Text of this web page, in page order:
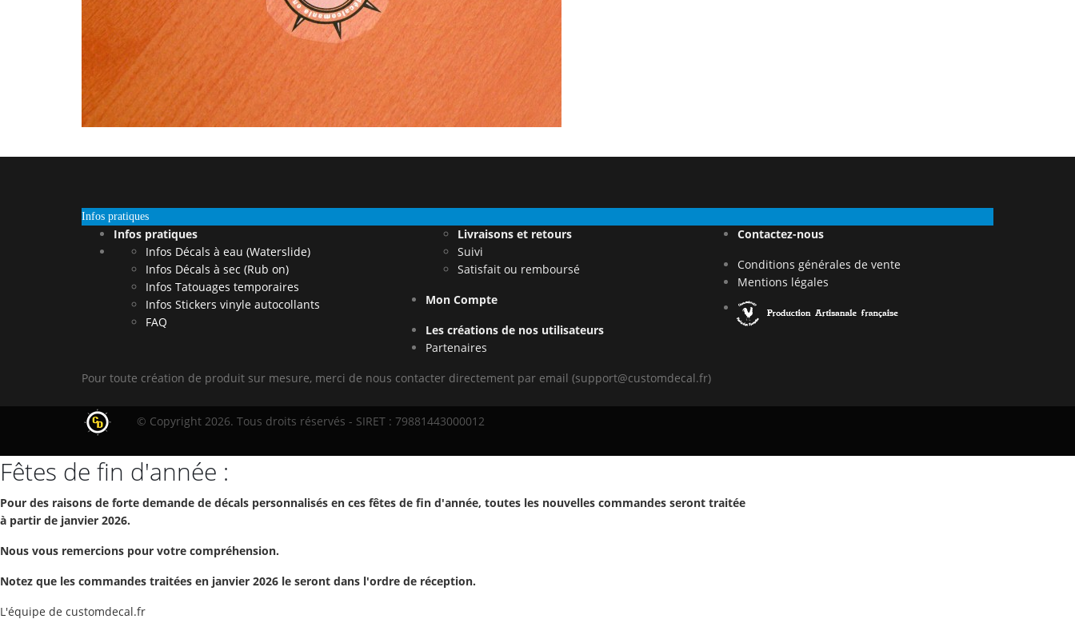
Infos pratiques
Infos pratiques
Infos Décals à eau (Waterslide)
Infos Décals à sec (Rub on)
Infos Tatouages temporaires
Infos Stickers vinyle autocollants
FAQ
Livraisons et retours
Suivi
Satisfait ou remboursé
Mon Compte
Les créations de nos utilisateurs
Partenaires
Contactez-nous
Conditions générales de vente
Mentions légales
Pour toute création de produit sur mesure, merci de nous contacter directement par email (support@customdecal.fr)
© Copyright 2026. Tous droits réservés - SIRET : 79881443000012
Fêtes de fin d'année :
Pour des raisons de forte demande de décals personnalisés en ces fêtes de fin d'année, toutes les nouvelles commandes seront traitée
à partir de janvier 2026.
Nous vous remercions pour votre compréhension.
Notez que les commandes traitées en janvier 2026 le seront dans l'ordre de réception.
L'équipe de customdecal.fr